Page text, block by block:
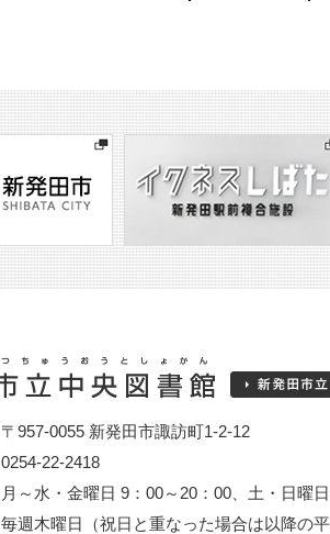
〒957-0055 新発田市諏訪町1-2-12
0254-22-2418
月～水・金曜日 9：00～20：00、土・日曜
毎週木曜日（祝日と重なった場合は以降の